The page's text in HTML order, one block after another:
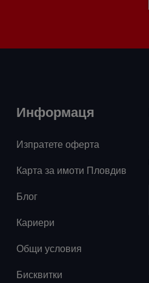
Информаця
Изпратете оферта
Карта за имоти Пловдив
Блог
Кариери
Общи условия
Бисквитки